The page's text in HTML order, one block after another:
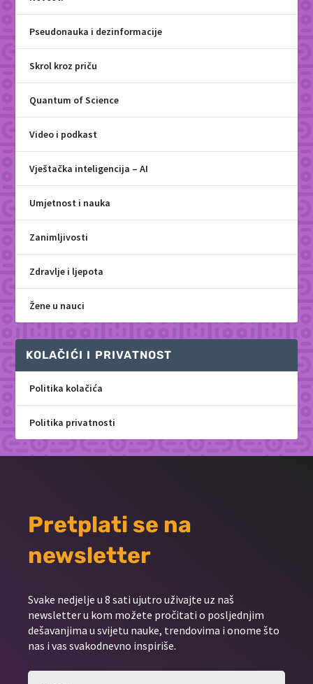
Pseudonauka i dezinformacije
Skrol kroz priču
Quantum of Science
Video i podkast
Vještačka inteligencija – AI
Umjetnost i nauka
Zanimljivosti
Zdravlje i ljepota
Žene u nauci
KOLAČIĆI I PRIVATNOST
Politika kolačića
Politika privatnosti
Pretplati se na
newsletter
Svake nedjelje u 8 sati ujutro uživajte uz naš
newsletter u kom možete pročitati o posljednjim
dešavanjima u svijetu nauke, trendovima i onome što
nas i vas svakodnevno inspiriše.